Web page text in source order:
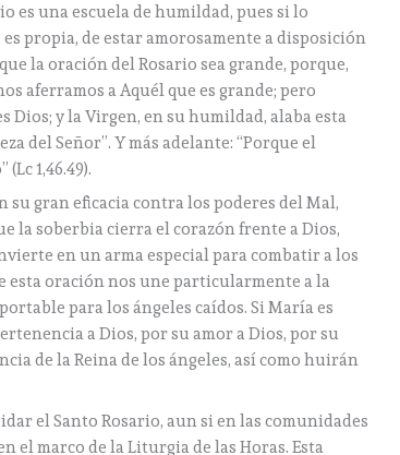
es una escuela de humildad, pues si lo
propia, de estar amorosamente a disposición
la oración del Rosario sea grande, porque,
aferramos a Aquél que es grande; pero
Dios; y la Virgen, en su humildad, alaba esta
del Señor”. Y más adelante: “Porque el
1,46.49).
su gran eficacia contra los poderes del Mal,
la soberbia cierra el corazón frente a Dios,
en un arma especial para combatir a los
esta oración nos une particularmente a la
para los ángeles caídos. Si María es
a Dios, por su amor a Dios, por su
de la Reina de los ángeles, así como huirán
el Santo Rosario, aun si en las comunidades
el marco de la Liturgia de las Horas. Esta